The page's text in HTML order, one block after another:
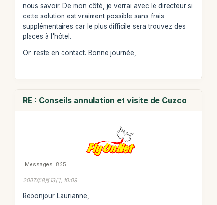
nous savoir. De mon côté, je verrai avec le directeur si
cette solution est vraiment possible sans frais
supplémentaires car le plus difficile sera trouvez des
places à l'hôtel.
On reste en contact. Bonne journée,
RE : Conseils annulation et visite de Cuzco
Messages: 825
2007年8月13日, 10:09
Rebonjour Laurianne,